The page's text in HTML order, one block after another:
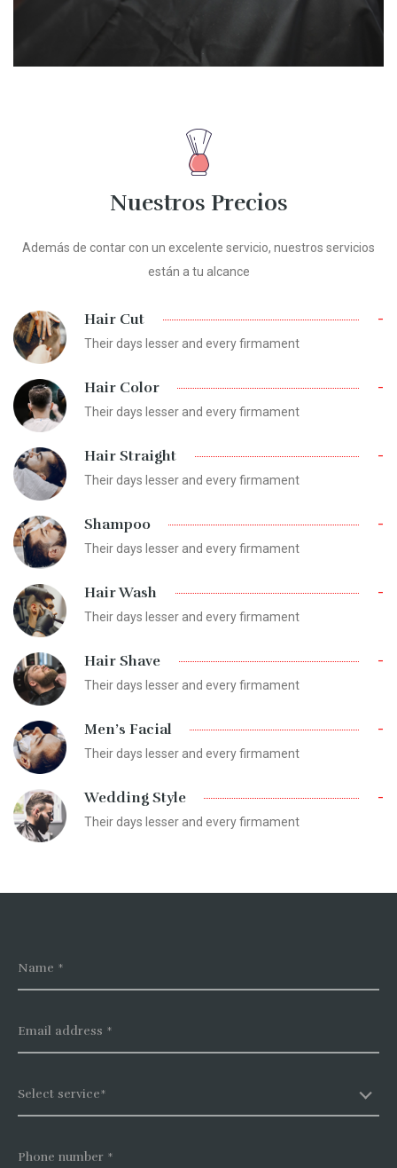
Nuestros Precios
Además de contar con un excelente servicio, nuestros servicios
están a tu alcance
Hair Cut -
Their days lesser and every firmament
Hair Color -
Their days lesser and every firmament
Hair Straight -
Their days lesser and every firmament
Shampoo -
Their days lesser and every firmament
Hair Wash -
Their days lesser and every firmament
Hair Shave -
Their days lesser and every firmament
Men’s Facial -
Their days lesser and every firmament
Wedding Style -
Their days lesser and every firmament
Select service*